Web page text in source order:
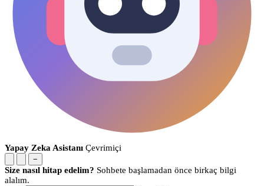
Yapay Zeka Asistanı Çevrimiçi
−
Size nasıl hitap edelim? Sohbete başlamadan önce birkaç bilgi
alalım.